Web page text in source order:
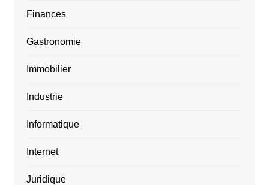
Finances
Gastronomie
Immobilier
Industrie
Informatique
Internet
Juridique